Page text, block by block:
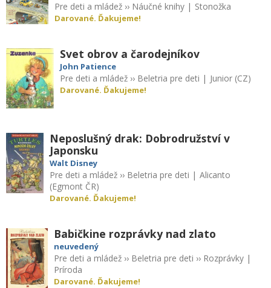
Pre deti a mládež ›› Náučné knihy | Stonožka
Darované. Ďakujeme!
Svet obrov a čarodejníkov
John Patience
Pre deti a mládež ›› Beletria pre deti | Junior (CZ)
Darované. Ďakujeme!
Neposlušný drak: Dobrodružství v
Japonsku
Walt Disney
Pre deti a mládež ›› Beletria pre deti |Alicanto
(Egmont ČR)
Darované. Ďakujeme!
Babičkine rozprávky nad zlato
neuvedený
Pre deti a mládež›› Beletria pre deti ›› Rozprávky|
Príroda
Darované. Ďakujeme!